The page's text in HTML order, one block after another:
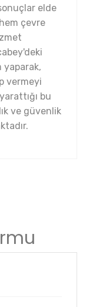
elde
çevre
yaparak,
vermeyi
bu
ve güvenlik